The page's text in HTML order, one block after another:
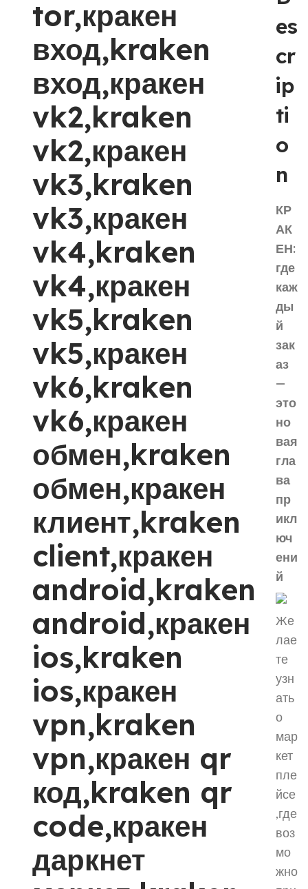
tor,кракен
вход,kraken
вход,кракен
vk2,kraken
vk2,кракен
vk3,kraken
vk3,кракен
vk4,kraken
vk4,кракен
vk5,kraken
vk5,кракен
vk6,kraken
vk6,кракен
обмен,kraken
обмен,кракен
клиент,kraken
client,кракен
android,kraken
android,кракен
ios,kraken
ios,кракен
vpn,kraken
vpn,кракен qr
код,kraken qr
code,кракен
даркнет
es
cr
ip
ti
o
n
КР
АК
ЕН:
где
каж
ды
й
зак
аз
—
это
но
вая
гла
ва
пр
икл
юч
ени
й
Же
лае
те
узн
ать
о
мар
кет
пле
йсе
,где
воз
мо
жно